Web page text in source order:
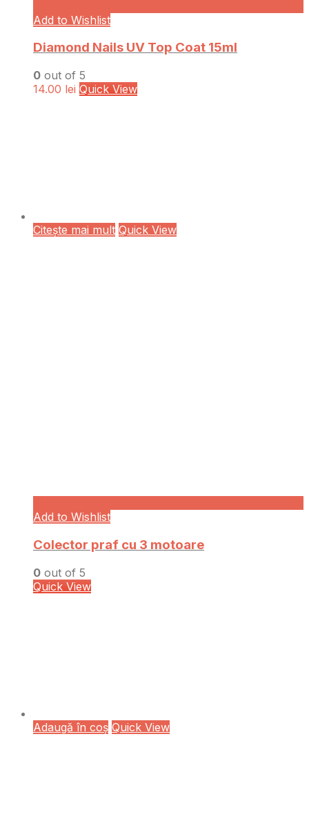
Add to Wishlist
Diamond Nails UV Top Coat 15ml
0 out of 5
14.00 lei Quick View
Citește mai mult Quick View
Add to Wishlist
Colector praf cu 3 motoare
0 out of 5
Quick View
Adaugă în coș Quick View